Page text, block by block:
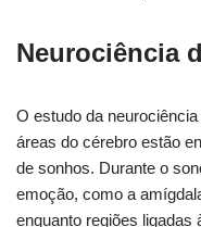
Neurociência
O estudo da
áreas do cérebro estão
de sonhos. Durante o
emoção, como a
enquanto regiões ligadas